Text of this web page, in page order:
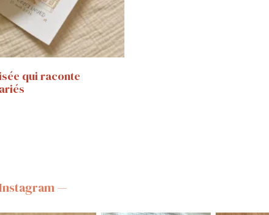
qui raconte
—